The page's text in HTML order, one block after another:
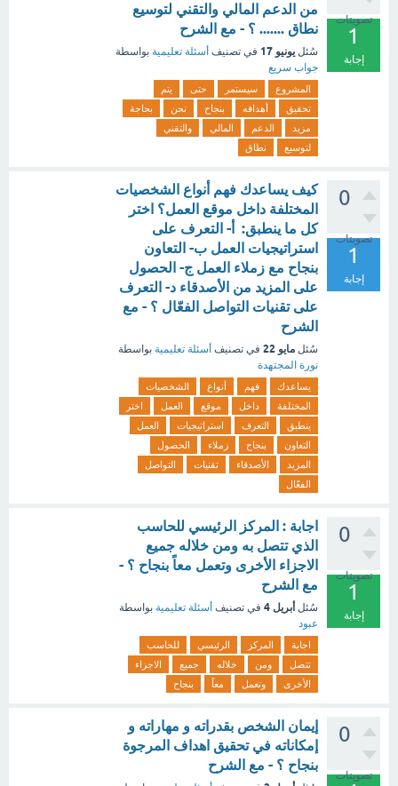
تصويتات
1
إجابة
من الدعم المالي والتقني لتوسيع
نطاق ....... ؟ - مع الشرح
سُئل يونيو 17 في تصنيف أسئلة تعليمية بواسطة
جواب سريع
المشروع سيستمر حتى
يتم
تحقيق
أهدافه بنجاح نحن
بحاجة
مزيد
الدعم المالي
والتقني
لتوسيع
نطاق
0
تصويتات
1
إجابة
كيف يساعدك فهم أنواع الشخصيات
المختلفة داخل موقع العمل؟ اختر
كل ما ينطبق: أ- التعرف على
استراتيجيات العمل ب- التعاون
بنجاح مع زملاء العمل ج- الحصول
على المزيد من الأصدقاء د- التعرف
على تقنيات التواصل الفعّال ؟ - مع
الشرح
سُئل مايو 22 في تصنيف أسئلة تعليمية بواسطة
نورة المجتهدة
يساعدك فهم أنواع
الشخصيات
المختلفة
داخل موقع العمل
اختر
ينطبق
التعرف استراتيجيات
العمل
التعاون
بنجاح زملاء
الحصول
المزيد
الأصدقاء تقنيات
التواصل
الفعّال
0
تصويتات
1
إجابة
اجابة : المركز الرئيسي للحاسب
الذي تتصل به ومن خلاله جميع
الاجزاء الأخرى وتعمل معاً بنجاح ؟ -
مع الشرح
سُئل أبريل 4 في تصنيف أسئلة تعليمية بواسطة
عبود
اجابة المركز الرئيسي
للحاسب
تتصل
ومن خلاله جميع
الاجزاء
الأخرى
وتعمل معاً بنجاح
0
تصويتات
إيمان الشخص بقدراته و مهاراته و
إمكاناته في تحقيق اهداف المرجوة
بنجاح ؟ - مع الشرح